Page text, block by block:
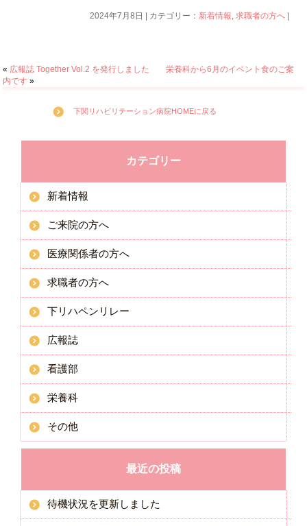
2024年7月8日 | カテゴリー： 新着情報,求職者の方へ
« 広報誌 Together Vol.2 を発行しました
栄養科から6月のイベント食のご案
内です »
下関リハビリテーション病院HOMEに戻る
カテゴリー
新着情報
ご来院の方へ
医療関係者の方へ
求職者の方へ
下リハペンリレー
広報誌
看護部
栄養科
その他
最近の投稿
待機状況を更新しました